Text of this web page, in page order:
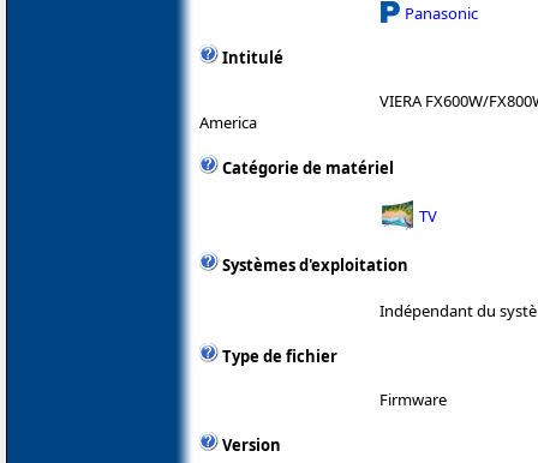
Panasonic
Intitulé
VIERA FX600W/
America
Catégorie de matériel
TV
Systèmes d'exploitation
Indépendant du
Type de fichier
Firmware
Version